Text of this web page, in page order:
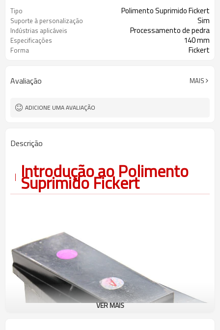
Tipo Polimento Suprimido Fickert
Suporte à personalização Sim
Indústrias aplicáveis Processamento de pedra
Especificações 140 mm
Forma Fickert
Avaliação MAIS
ADICIONE UMA AVALIAÇÃO
Descrição
Introdução ao Polimento
Suprimido Fickert
VER MAIS